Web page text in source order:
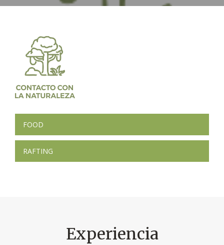
Navegación
de
entradas
FOOD
RAFTING
Experiencia